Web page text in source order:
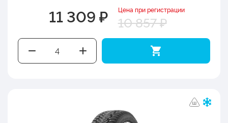
11 309 ₽ Цена при регистрации
10 857 ₽